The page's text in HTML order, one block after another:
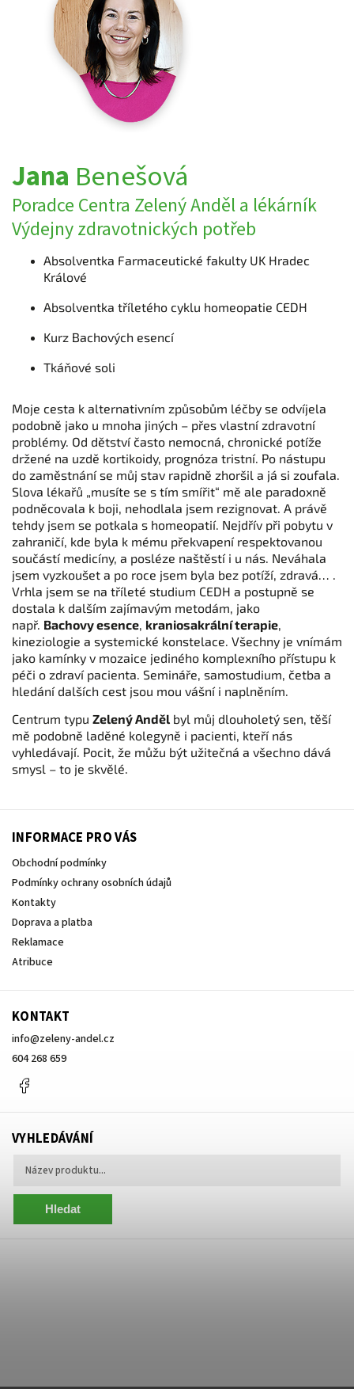
Jana Benešová
Poradce Centra Zelený Anděl a lékárník
Výdejny zdravotnických potřeb
Absolventka Farmaceutické fakulty UK Hradec
Králové
Absolventka tříletého cyklu homeopatie CEDH
Kurz Bachových esencí
Tkáňové soli
Moje cesta k alternativním způsobům léčby se odvíjela
podobně jako u mnoha jiných – přes vlastní zdravotní
problémy. Od dětství často nemocná, chronické potíže
držené na uzdě kortikoidy, prognóza tristní. Po nástupu
do zaměstnání se můj stav rapidně zhoršil a já si zoufala.
Slova lékařů „musíte se s tím smířit“ mě ale paradoxně
podněcovala k boji, nehodlala jsem rezignovat. A právě
tehdy jsem se potkala s homeopatií. Nejdřív při pobytu v
zahraničí, kde byla k mému překvapení respektovanou
součástí medicíny, a posléze naštěstí i u nás. Neváhala
jsem vyzkoušet a po roce jsem byla bez potíží, zdravá… .
Vrhla jsem se na tříleté studium CEDH a postupně se
dostala k dalším zajímavým metodám, jako
např. Bachovy esence, kraniosakrální terapie,
kineziologie a systemické konstelace. Všechny je vnímám
jako kamínky v mozaice jediného komplexního přístupu k
péči o zdraví pacienta. Semináře, samostudium, četba a
hledání dalších cest jsou mou vášní i naplněním.
Centrum typu Zelený Anděl byl můj dlouholetý sen, těší
mě podobně laděné kolegyně i pacienti, kteří nás
vyhledávají. Pocit, že můžu být užitečná a všechno dává
smysl – to je skvělé.
INFORMACE PRO VÁS
Obchodní podmínky
Podmínky ochrany osobních údajů
Kontakty
Doprava a platba
Reklamace
Atribuce
KONTAKT
info@zeleny-andel.cz
604 268 659
VYHLEDÁVÁNÍ
Hledat